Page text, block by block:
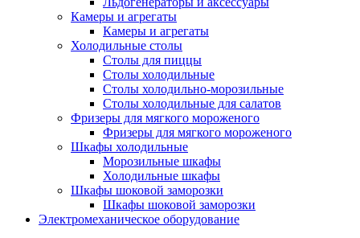
Камеры и агрегаты
Камеры и агрегаты
Холодильные столы
Столы для пиццы
Столы холодильные
Столы холодильно-морозильные
Столы холодильные для салатов
Фризеры для мягкого мороженого
Фризеры для мягкого мороженого
Шкафы холодильные
Mорозильные шкафы
Холодильные шкафы
Шкафы шоковой заморозки
Шкафы шоковой заморозки
Электромеханическое оборудование